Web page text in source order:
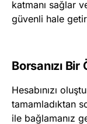
katmanı sağlar
güvenli hale
Borsanızı
Hesabınızı
tamamladıktan
ile bağlamanız